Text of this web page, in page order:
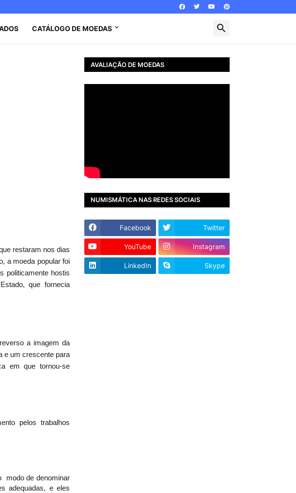
CATÁLOGO DE MOEDAS
restaram nos dias
a moeda popular foi
politicamente hostis
que fornecia
a imagem da
e um crescente para
em que tornou-se
pelos trabalhos
modo de denominar
adequadas, e eles
AVALIAÇÃO DE MOEDAS
NUMISMÁTICA NAS REDES SOCIAIS
Facebook Twitter
YouTube Instagram
LinkedIn Skype